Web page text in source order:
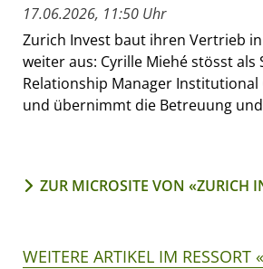
17.06.2026, 11:50 Uhr
Zurich Invest baut ihren Vertrieb
weiter aus: Cyrille Miehé stösst als
Relationship Manager Institutional
und übernimmt die Betreuung
ZUR MICROSITE VON «ZURICH
WEITERE ARTIKEL IM RESSORT